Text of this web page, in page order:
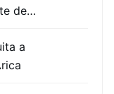
de…
a